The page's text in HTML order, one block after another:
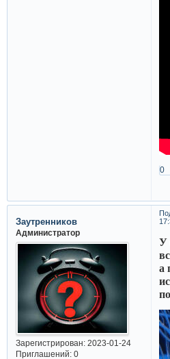
0
Заутренников
Администратор
Зарегистрирован: 2023-01-24
Приглашений:0
У
а